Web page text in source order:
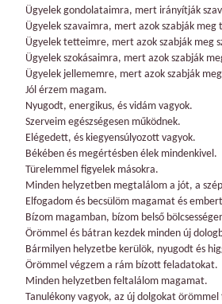
Ügyelek gondolataimra, mert irányítják
Ügyelek szavaimra, mert azok szabják meg
Ügyelek tetteimre, mert azok szabják meg
Ügyelek szokásaimra, mert azok szabják
Ügyelek jellememre, mert azok szabják
Jól érzem magam.
Nyugodt, energikus, és vidám vagyok.
Szerveim egészségesen működnek.
Elégedett, és kiegyensúlyozott vagyok.
Békében és megértésben élek mindenkivel.
Türelemmel figyelek másokra.
Minden helyzetben megtalálom a jót, a
Elfogadom és becsülöm magamat és
Bízom magamban, bízom belső
Örömmel és bátran kezdek minden új
Bármilyen helyzetbe kerülök, nyugodt és
Örömmel végzem a rám bízott feladatokat.
Minden helyzetben feltalálom magamat.
Tanulékony vagyok, az új dolgokat örömmel